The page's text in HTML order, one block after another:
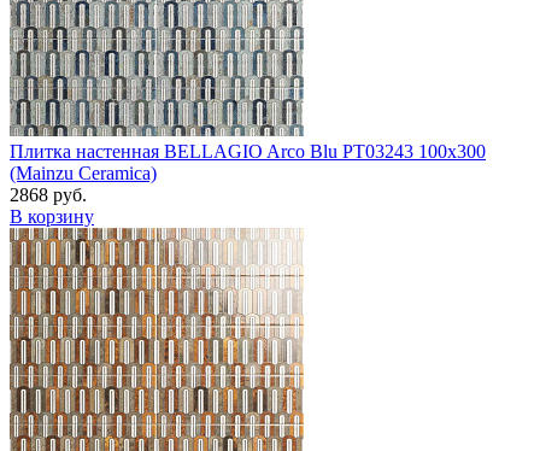
Плитка настенная BELLAGIO Arco Blu PT03243 100x300
(Mainzu Ceramica)
2868 руб.
В корзину